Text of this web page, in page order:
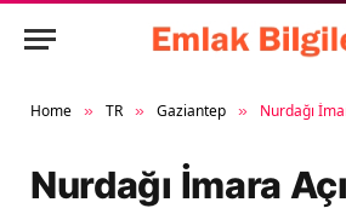
Home » TR » Gaziantep » Nurdağı
Nurdağı İmara